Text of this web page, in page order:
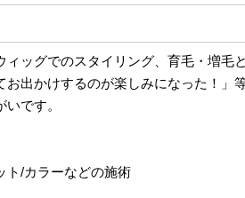
ッグでのスタイリング、育毛・増毛
出かけするのが楽しみになった！」等
です。
ト/カラーなどの施術